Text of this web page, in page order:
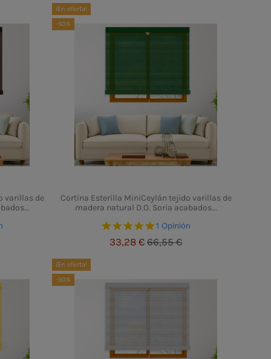
varillas de
¡En oferta!
-50%
Cortina Esterilla MiniCeylán tejido varillas de
madera natural D.O. Soria acabados...
5.0 star rating
1 Opinión
33,28 € 66,55 €
¡En oferta!
-50%